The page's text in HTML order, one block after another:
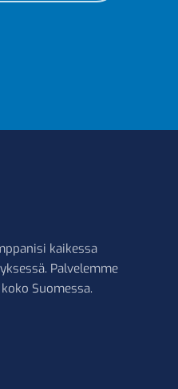
kaikessa
Palvelemme
Suomessa.